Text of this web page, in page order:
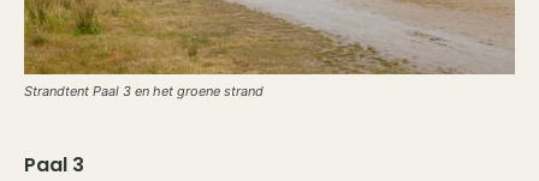
Strandtent Paal 3 en het groene strand
Paal 3